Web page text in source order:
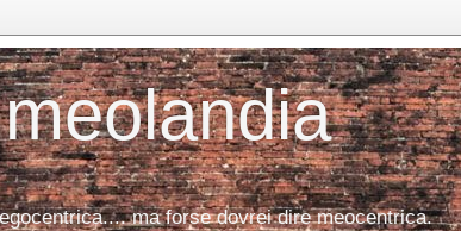
ma forse dovrei dire meocentrica.